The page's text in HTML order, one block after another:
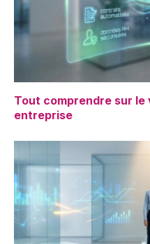
Tout comprendre sur
entreprise